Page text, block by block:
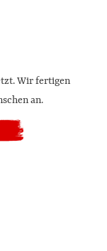
Wir fertigen
an.